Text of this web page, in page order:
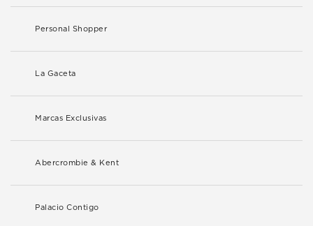
Personal Shopper
La Gaceta
Marcas Exclusivas
Abercrombie & Kent
Palacio Contigo